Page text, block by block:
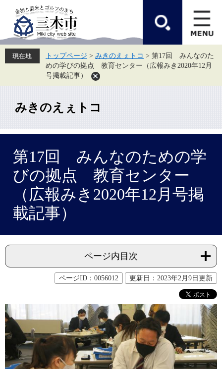
先
頭
を
飛
本
トップページ > みきのえぇトコ > 第17回 みんなのた
めの学びの拠点 教育センター（広報みき2020年12月
号掲載記事）
みきのえぇトコ
第17回 みんなのための学
びの拠点 教育センター
（広報みき2020年12月号掲
載記事）
ページ内目次
ページID：0056012 更新日：2023年2月9日更新